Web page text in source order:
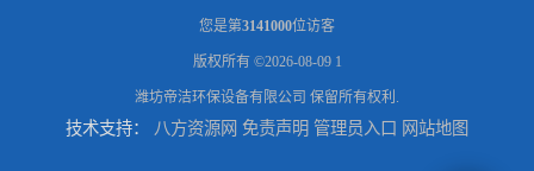
您是第3141000位访客
版权所有 ©2026-08-09 1
潍坊帝洁环保设备有限公司 保留所有权利.
技术支持： 八方资源网 免责声明 管理员入口 网站地图